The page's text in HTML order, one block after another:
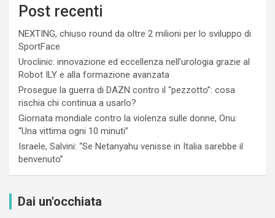
Post recenti
NEXTING, chiuso round da oltre 2 milioni per lo sviluppo di
SportFace
Uroclinic: innovazione ed eccellenza nell’urologia grazie al
Robot ILY e alla formazione avanzata
Prosegue la guerra di DAZN contro il “pezzotto”: cosa
rischia chi continua a usarlo?
Giornata mondiale contro la violenza sulle donne, Onu:
“Una vittima ogni 10 minuti”
Israele, Salvini: “Se Netanyahu venisse in Italia sarebbe il
benvenuto”
Dai un'occhiata